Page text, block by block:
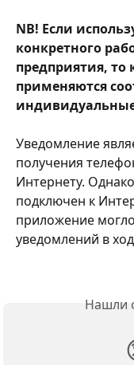
NB! Если
конкретного
предприятия,
применяются
Уведомление
получения
Интернету.
подключен к
приложение
уведомлений в
Нашли